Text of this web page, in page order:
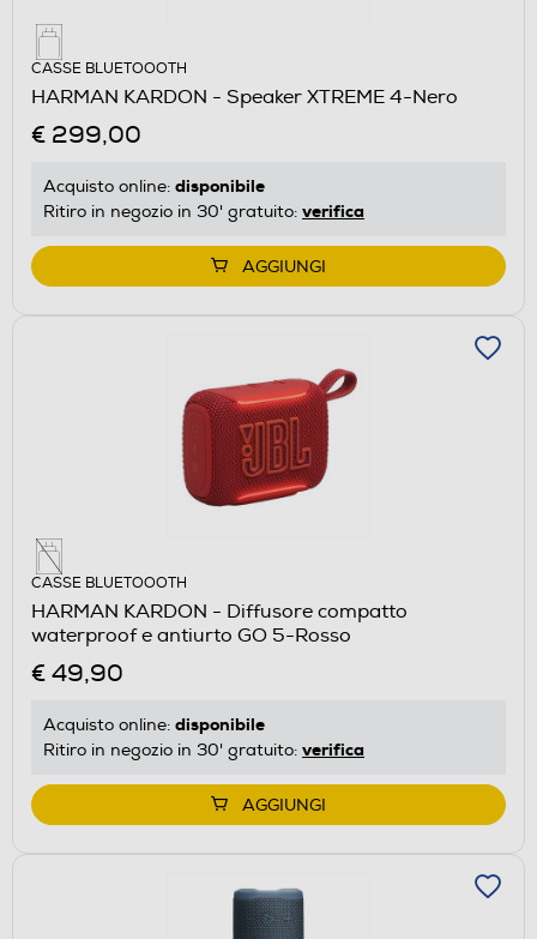
CASSE BLUETOOOTH
HARMAN KARDON - Speaker XTREME 4-Nero
€ 299,00
Acquisto online: disponibile
Ritiro in negozio in 30' gratuito: verifica
AGGIUNGI
CASSE BLUETOOOTH
HARMAN KARDON - Diffusore compatto
waterproof e antiurto GO 5-Rosso
€ 49,90
Acquisto online: disponibile
Ritiro in negozio in 30' gratuito: verifica
AGGIUNGI